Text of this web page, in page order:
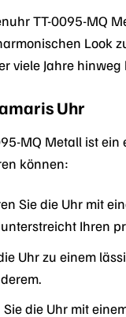
TT-0095-MQ
Look
viele Jahre
Uhr
MQ Metall ist
können:
Sie die Uhr mit
Ihren
Uhr zu einem
Sie die Uhr mit